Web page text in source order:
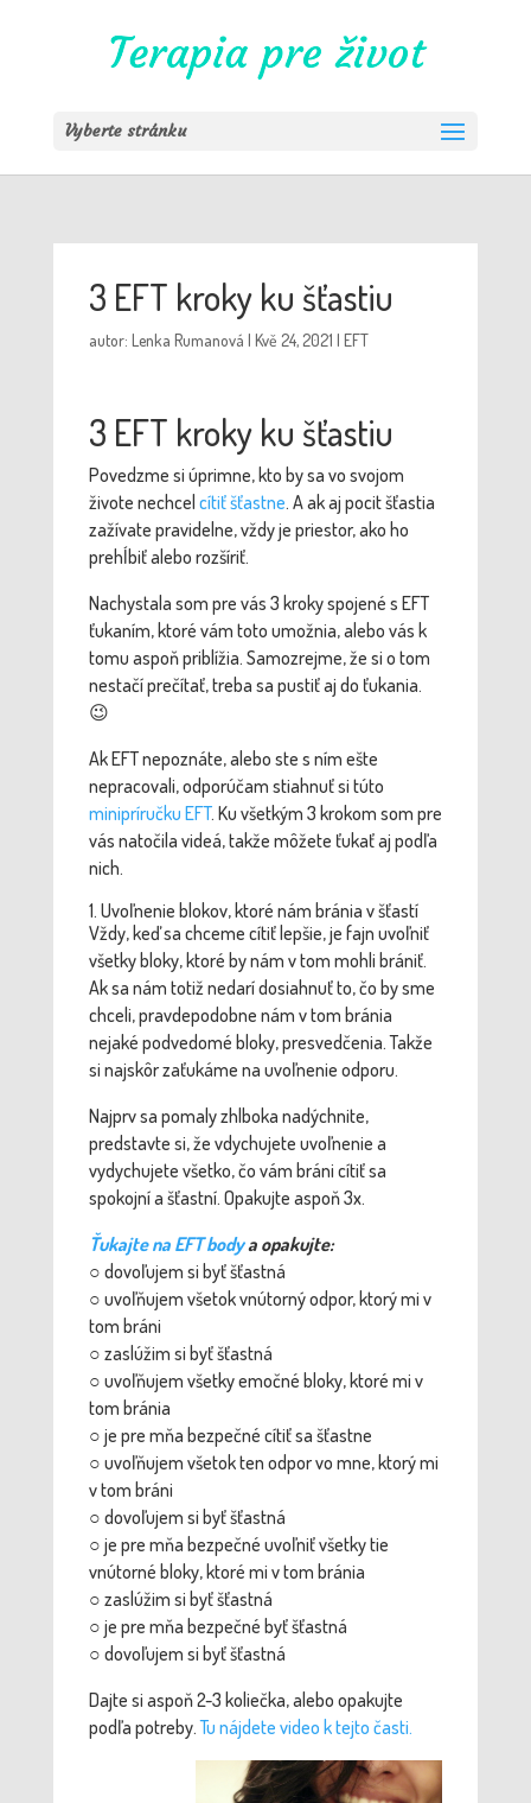
Vyberte stránku
3 EFT kroky ku šťastiu
autor: Lenka Rumanová | Kvě 24, 2021 | EFT
3 EFT kroky ku šťastiu
Povedzme si úprimne, kto by sa vo svojom
živote nechcel cítiť šťastne. A ak aj pocit šťastia
zažívate pravidelne, vždy je priestor, ako ho
prehĺbiť alebo rozšíriť.
Nachystala som pre vás 3 kroky spojené s EFT
ťukaním, ktoré vám toto umožnia, alebo vás k
tomu aspoň priblížia. Samozrejme, že si o tom
nestačí prečítať, treba sa pustiť aj do ťukania.
😉
Ak EFT nepoznáte, alebo ste s ním ešte
nepracovali, odporúčam stiahnuť si túto
minipríručku EFT. Ku všetkým 3 krokom som pre
vás natočila videá, takže môžete ťukať aj podľa
nich.
1. Uvoľnenie blokov, ktoré nám bránia v šťastí
Vždy, keď sa chceme cítiť lepšie, je fajn uvoľniť
všetky bloky, ktoré by nám v tom mohli brániť.
Ak sa nám totiž nedarí dosiahnuť to, čo by sme
chceli, pravdepodobne nám v tom bránia
nejaké podvedomé bloky, presvedčenia.Takže
si najskôr zaťukáme na uvoľnenie odporu.
Najprv sa pomaly zhlboka nadýchnite,
predstavte si, že vdychujete uvoľnenie a
vydychujete všetko, čo vám bráni cítiť sa
spokojní a šťastní. Opakujte aspoň 3x.
Ťukajte na EFT bodya opakujte:
○ dovoľujem si byť šťastná
○ uvoľňujem všetok vnútorný odpor, ktorý mi v
tom bráni
○ zaslúžim si byť šťastná
○ uvoľňujem všetky emočné bloky, ktoré mi v
tom bránia
○ je pre mňa bezpečné cítiť sa šťastne
○ uvoľňujem všetok ten odpor vo mne, ktorý mi
v tom bráni
○ dovoľujem si byť šťastná
○ je pre mňa bezpečné uvoľniť všetky tie
vnútorné bloky, ktoré mi v tom bránia
○ zaslúžim si byť šťastná
○ je pre mňa bezpečné byť šťastná
○ dovoľujem si byť šťastná
Dajte si aspoň 2-3 koliečka, alebo opakujte
podľa potreby.Tu nájdete video k tejto časti.